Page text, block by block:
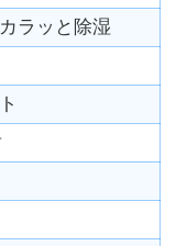
ラッと除湿